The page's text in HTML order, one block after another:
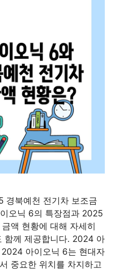
북예천 전기차 보조금
오닉 6의 특장점과 2025
액 현황에 대해 자세히
함께 제공합니다. 2024 아
아이오닉 6는 현대자
중요한 위치를 차지하고